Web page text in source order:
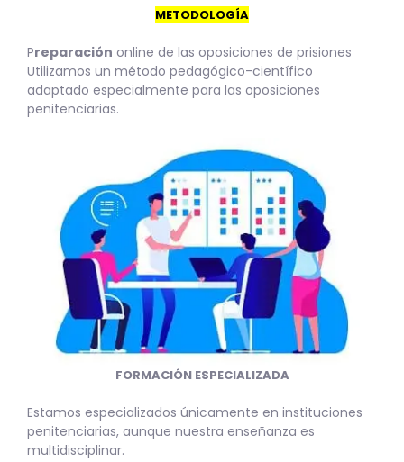
METODOLOGÍA
Preparación online de las oposiciones de prisiones
Utilizamos un método pedagógico-científico
adaptado especialmente para las oposiciones
penitenciarias.
FORMACIÓN ESPECIALIZADA
Estamos especializados únicamente en instituciones
penitenciarias, aunque nuestra enseñanza es
multidisciplinar.